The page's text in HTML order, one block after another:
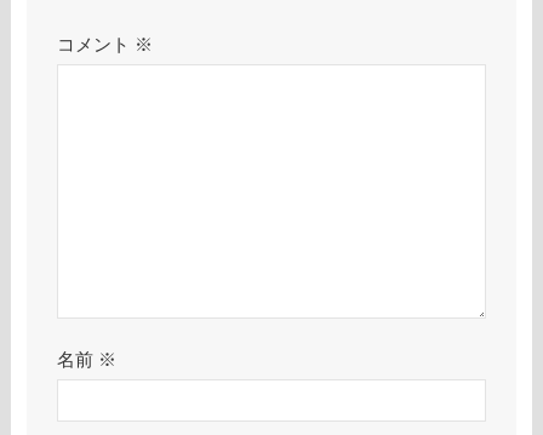
コメント ※
名前 ※